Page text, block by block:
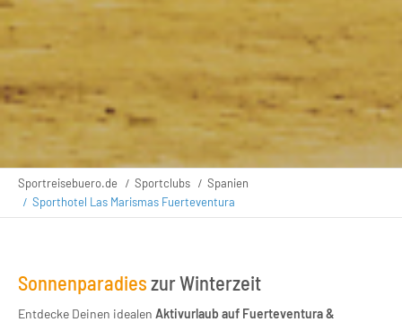
Sportreisebuero.de Sportclubs
Spanien
Sporthotel Las Marismas Fuerteventura
Sonnenparadieszur Winterzeit
Entdecke Deinen idealen Aktivurlaub auf Fuerteventura &